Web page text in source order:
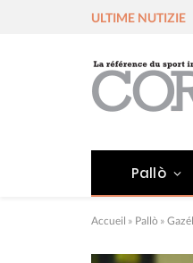
ULTIME NUTIZIE
Pallò
Accueil » Pallò »